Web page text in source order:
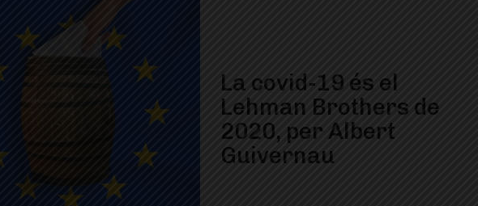
La covid-19 és el
Lehman Brothers de
2020, per Albert
Guivernau